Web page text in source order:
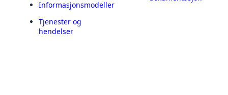
Informasjonsmodeller
Tjenester og
hendelser